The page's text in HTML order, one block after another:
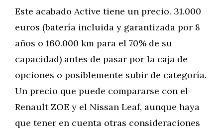
Este acabado Active tiene un precio. 31.000
euros (batería incluida y garantizada por 8
años o 160.000 km para el 70% de su
capacidad) antes de pasar por la caja de
opciones o posiblemente subir de categoría.
Un precio que puede compararse con el
Renault ZOE y el Nissan Leaf, aunque haya
que tener en cuenta otras consideraciones